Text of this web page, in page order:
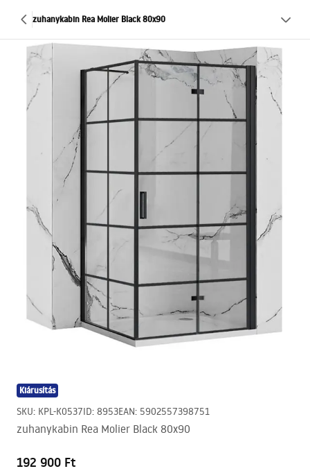
zuhanykabin Rea Molier Black 80x90
Kiárusítás
SKU: KPL-K0537ID: 8953EAN: 5902557398751
zuhanykabin Rea Molier Black 80x90
192 900 Ft